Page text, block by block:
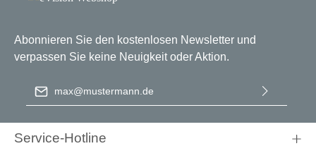
Abonnieren Sie den kostenlosen Newsletter und
verpassen Sie keine Neuigkeit oder Aktion.
E-Mail-Adresse
einverstanden.
Service-Hotline